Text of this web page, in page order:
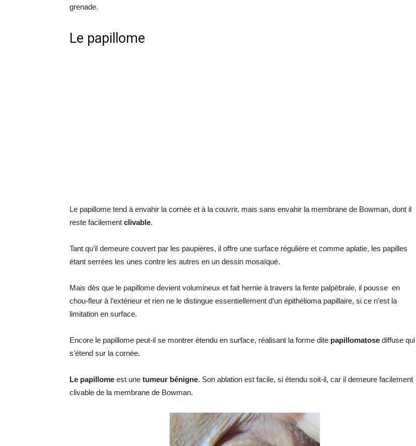
grenade.
Le papillome
Le papillome tend à envahir la cornée et à la couvrir, mais sans envahir la membrane de Bowman, dont il
reste facilement clivable.
Tant qu’il demeure couvert par les paupières, il offre une surface régulière et comme aplatie, les papilles
étant serrées les unes contre les autres en un dessin mosaïqué.
Mais dès que le papillome devient volumineux et fait hernie à travers la fente palpébrale, il pousse en
chou-fleur à l’extérieur et rien ne le distingue essentiellement d’un épithélioma papillaire, si ce n’est la
limitation en surface.
Encore le papillome peut-il se montrer étendu en surface, réalisant la forme dite papillomatose diffuse qui
s’étend sur la cornée.
Le papillome est une tumeur bénigne. Son ablation est facile, si étendu soit-il, car il demeure facilement
clivable de la membrane de Bowman.